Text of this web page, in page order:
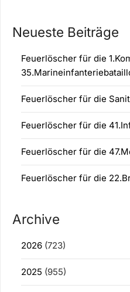
Neueste Beiträge
Feuerlöscher für die
Feuerlöscher für die
Feuerlöscher für die
Feuerlöscher für die
Feuerlöscher für die
Archive
2026 (723)
2025 (955)